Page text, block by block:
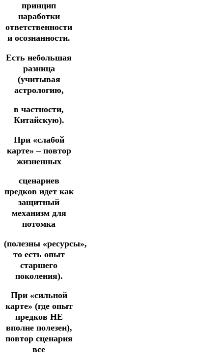
принцип
наработки
ответственности
и осознанности.
Есть небольшая
разница
(учитывая
астрологию,
в частности,
Китайскую).
При «слабой
карте» – повтор
жизненных
сценариев
предков идет как
защитный
механизм для
потомка
(полезны «ресурсы»,
то есть опыт
старшего
поколения).
При «сильной
карте» (где опыт
предков НЕ
вполне полезен),
повтор сценария
все